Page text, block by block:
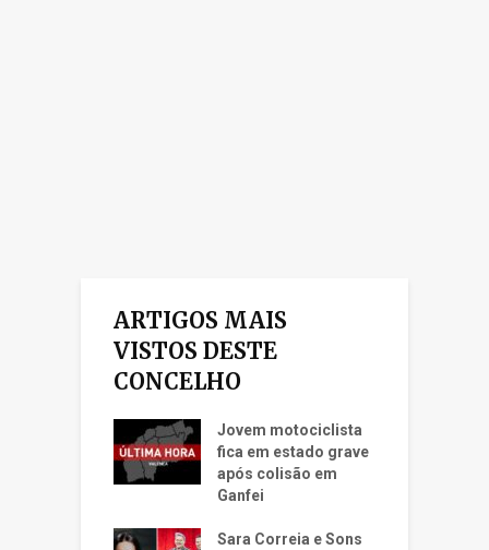
ARTIGOS MAIS
VISTOS DESTE
CONCELHO
Jovem motociclista
fica em estado grave
após colisão em
Ganfei
Sara Correia e Sons